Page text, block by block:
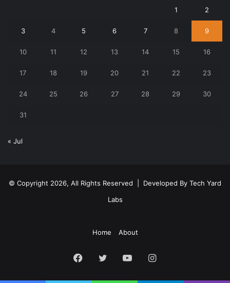
1 2
3 4 5 6 7 8 9
10 11 12 13 14 15 16
17 18 19 20 21 22 23
24 25 26 27 28 29 30
31
« Jul
© Copyright 2026, All Rights Reserved | Developed By Tech Yard
Labs
Home About
Facebook
Twitter YouTubeInstagram